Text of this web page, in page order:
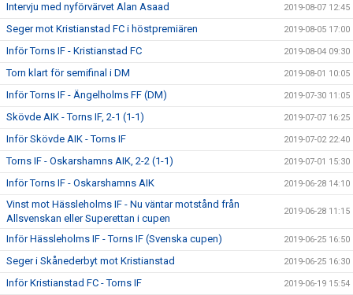
Intervju med nyförvärvet Alan Asaad 2019-08-07 12:45
Seger mot Kristianstad FC i höstpremiären 2019-08-05 17:00
Inför Torns IF - Kristianstad FC 2019-08-04 09:30
Torn klart för semifinal i DM 2019-08-01 10:05
Inför Torns IF - Ängelholms FF (DM) 2019-07-30 11:05
Skövde AIK - Torns IF, 2-1 (1-1) 2019-07-07 16:25
Inför Skövde AIK - Torns IF 2019-07-02 22:40
Torns IF - Oskarshamns AIK, 2-2 (1-1) 2019-07-01 15:30
Inför Torns IF - Oskarshamns AIK 2019-06-28 14:10
Vinst mot Hässleholms IF - Nu väntar motstånd från
Allsvenskan eller Superettan i cupen
2019-06-28 11:15
Inför Hässleholms IF - Torns IF (Svenska cupen) 2019-06-25 16:50
Seger i Skånederbyt mot Kristianstad 2019-06-25 16:30
Inför Kristianstad FC - Torns IF 2019-06-19 15:54